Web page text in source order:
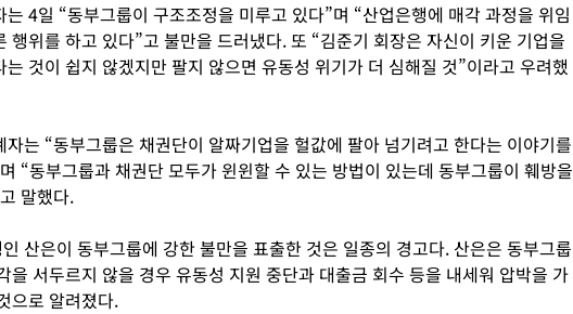
는 4일 “동부그룹이 구조조정을 미루고 있다”며 “산업은행에 매각 과정을 위임
행위를 하고 있다”고 불만을 드러냈다. 또 “김준기 회장은 자신이 키운 기업을
는 것이 쉽지 않겠지만 팔지 않으면 유동성 위기가 더 심해질 것”이라고 우려했
자는 “동부그룹은 채권단이 알짜기업을 헐값에 팔아 넘기려고 한다는 이야기를
“동부그룹과 채권단 모두가 윈윈할 수 있는 방법이 있는데 동부그룹이 훼방을
말했다.
산은이 동부그룹에 강한 불만을 표출한 것은 일종의 경고다. 산은은 동부그룹
을 서두르지 않을 경우 유동성 지원 중단과 대출금 회수 등을 내세워 압박을 가
으로 알려졌다.